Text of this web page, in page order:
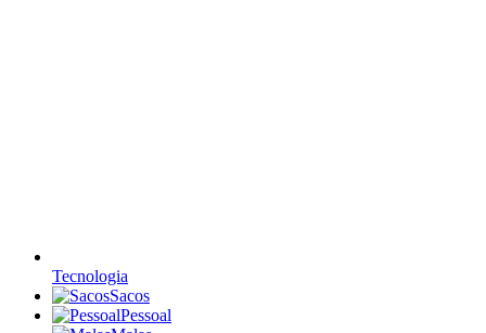
Tecnologia
Sacos
Pessoal